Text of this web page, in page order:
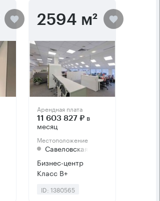
2594 м²
Арендная плата
11 603 827 ₽ в
месяц
Местоположение
Савеловская
Бизнес-центр
Класс B+
ID: 1380565